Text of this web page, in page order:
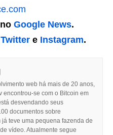
Google News.
Twitter e Instagram.
web há mais de 20 anos,
encontrou-se com o Bitcoin em
desvendando seus
documentos sobre
teve uma pequena fazenda de
vídeo. Atualmente segue